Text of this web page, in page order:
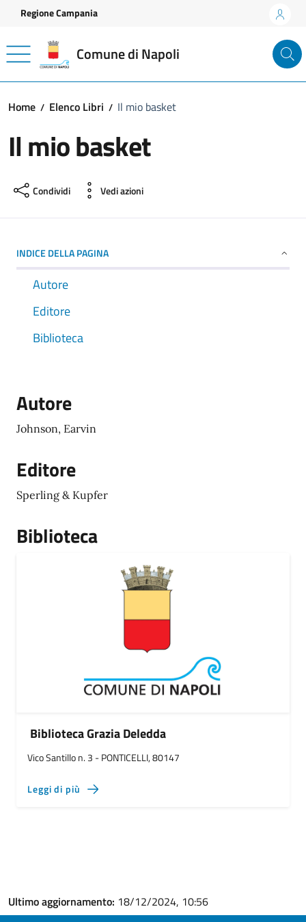
Vai ai contenuti
Vai al footer
Regione Campania
Comune di Napoli
Home Elenco Libri Il mio basket
Il mio basket
Condividi Vedi azioni
INDICE DELLA PAGINA
Autore
Editore
Biblioteca
Autore
Johnson, Earvin
Editore
Sperling & Kupfer
Biblioteca
Biblioteca Grazia Deledda
Vico Santillo n. 3 - PONTICELLI, 80147
Leggi di più
Ultimo aggiornamento: 18/12/2024, 10:56